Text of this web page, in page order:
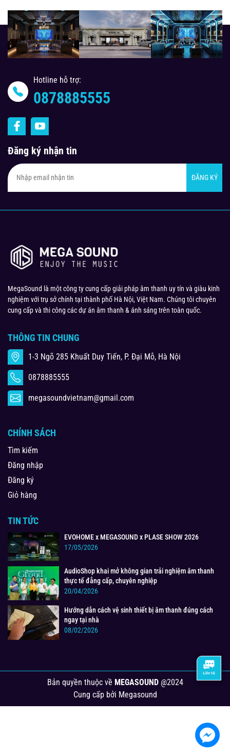
Hotline hỗ trợ:
0878885555
Đăng ký nhận tin
ĐĂNG KÝ
MegaSound là một công ty cung cấp giải pháp âm thanh uy tín và giàu kinh
nghiệm với trụ sở chính tại thành phố Hà Nội, Việt Nam. Chúng tôi chuyên
cung cấp và thi công các dự án âm thanh & ánh sáng trên toàn quốc.
THÔNG TIN CHUNG
1-3 Ngõ 285 Khuất Duy Tiến, P. Đại Mỗ, Hà Nội
0878885555
megasoundvietnam@gmail.com
CHÍNH SÁCH
Tìm kiếm
Đăng nhập
Đăng ký
Giỏ hàng
TIN TỨC
EVOHOME x MEGASOUND x PLASE SHOW 2026
17/05/2026
AudioShop khai mở không gian trải nghiệm âm thanh
thực tế đẳng cấp, chuyên nghiệp
20/04/2026
Hướng dẫn cách vệ sinh thiết bị âm thanh đúng cách
ngay tại nhà
08/02/2026
Bản quyền thuộc về MEGASOUND@2024
Cung cấp bởi Megasound